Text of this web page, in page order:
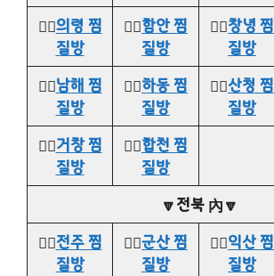
👉🏻의령 찜
질방
👉🏻함안 찜
질방
👉🏻창녕 찜
질방
👉🏻남해 찜
질방
👉🏻하동 찜
질방
👉🏻산청 찜
질방
👉🏻거창 찜
질방
👉🏻합천 찜
질방
🔽전북 內🔽
👉🏻전주 찜
질방
👉🏻군산 찜
질방
👉🏻익산 찜
질방